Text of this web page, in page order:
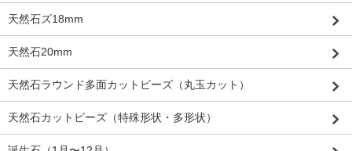
天然石ズ18mm
天然石20mm
天然石ラウンド多面カットビーズ（丸玉カット）
天然石カットビーズ（特殊形状・多形状）